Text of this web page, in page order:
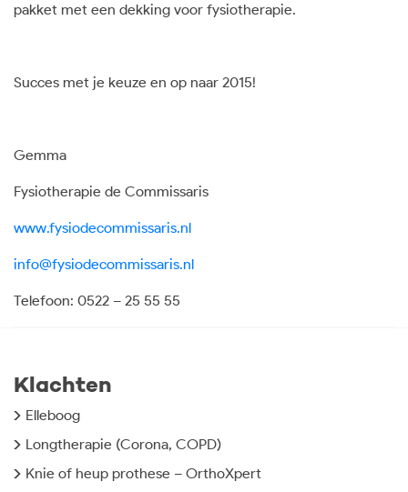
pakket met een dekking voor fysiotherapie.
Succes met je keuze en op naar 2015!
Gemma
Fysiotherapie de Commissaris
www.fysiodecommissaris.nl
info@fysiodecommissaris.nl
Telefoon: 0522 – 25 55 55
Klachten
Elleboog
Longtherapie (Corona, COPD)
Knie of heup prothese – OrthoXpert